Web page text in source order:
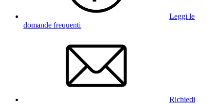
Leggi le
domande frequenti
Richiedi